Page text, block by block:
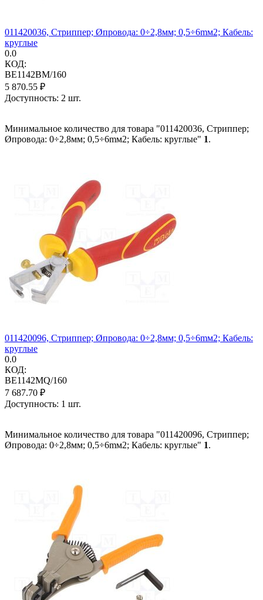
011420036, Стриппер; Øпровода: 0÷2,8мм; 0,5÷6mм2; Кабель:
круглые
0.0
КОД:
BE1142BM/160
5 870.55 ₽
Доступность: 2 шт.
Минимальное количество для товара "011420036, Стриппер;
Øпровода: 0÷2,8мм; 0,5÷6mм2; Кабель: круглые" 1.
011420096, Стриппер; Øпровода: 0÷2,8мм; 0,5÷6mм2; Кабель:
круглые
0.0
КОД:
BE1142MQ/160
7 687.70 ₽
Доступность: 1 шт.
Минимальное количество для товара "011420096, Стриппер;
Øпровода: 0÷2,8мм; 0,5÷6mм2; Кабель: круглые" 1.